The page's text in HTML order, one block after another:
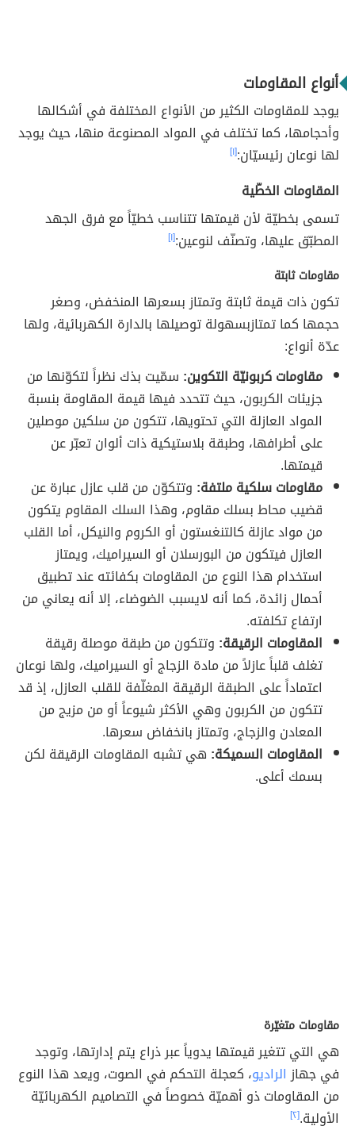
أنواع المقاومات
يوجد للمقاومات الكثير من الأنواع المختلفة في أشكالها
وأحجامها، كما تختلف في المواد المصنوعة منها، حيث يوجد
لها نوعان رئيسيّان:[١]
المقاومات الخطّية
تسمى بخطيّة لأن قيمتها تتناسب خطيّاً مع فرق الجهد
المطبّق عليها، وتصنّف لنوعين:[١]
مقاومات ثابتة
تكون ذات قيمة ثابتة وتمتاز بسعرها المنخفض، وصغر
حجمها كما تمتازبسهولة توصيلها بالدارة الكهربائية، ولها
عدّة أنواع:
مقاومات كربونيّة التكوين: سمّيت بذك نظراً لتكوّنها من
جزيئات الكربون، حيث تتحدد فيها قيمة المقاومة بنسبة
المواد العازلة التي تحتويها، تتكون من سلكين موصلين
على أطرافها، وطبقة بلاستيكية ذات ألوان تعبّر عن
قيمتها.
مقاومات سلكية ملتفة: وتتكوّن من قلب عازل عبارة عن
قضيب محاط بسلك مقاوم، وهذا السلك المقاوم يتكون
من مواد عازلة كالتنغستون أو الكروم والنيكل، أما القلب
العازل فيتكون من البورسلان أو السيراميك، ويمتاز
استخدام هذا النوع من المقاومات بكفائته عند تطبيق
أحمال زائدة، كما أنه لايسبب الضوضاء، إلا أنه يعاني من
ارتفاع تكلفته.
المقاومات الرقيقة: وتتكون من طبقة موصلة رقيقة
تغلف قلباً عازلاً من مادة الزجاج أو السيراميك، ولها نوعان
اعتماداً على الطبقة الرقيقة المغلّفة للقلب العازل، إذ قد
تتكون من الكربون وهي الأكثر شيوعاً أو من مزيج من
المعادن والزجاج، وتمتاز بانخفاض سعرها.
المقاومات السميكة: هي تشبه المقاومات الرقيقة لكن
بسمك أعلى.
مقاومات متغيّرة
هي التي تتغير قيمتها يدوياً عبر ذراع يتم إدارتها، وتوجد
في جهازالراديو، كعجلة التحكم في الصوت، ويعد هذا النوع
من المقاومات ذو أهميّة خصوصاً في التصاميم الكهربائيّة
الأولية.[٢]